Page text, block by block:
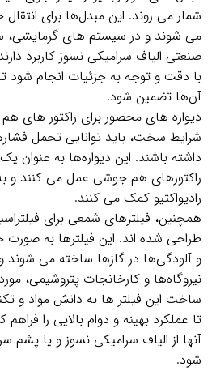
شمار می‌ روند. این مبدل‌ها برای
می‌ شوند و در سیستم‌ های گرمایشی،
صنعتی الیاف سرامیکی نسوز کاربرد
با دقت و توجه به جزئیات انجام شود
آن‌ها تضمین شود.
دیواره‌ های محصور برای راکتور های
شرایط سخت، باید توانایی تحمل
داشته باشند. این دیواره‌ها به عنوان
راکتورهای هم جوشی عمل می‌ کنند و
رادیواکتیو کمک می‌ کنند.
همچنین، فیلترهای شمعی برای
طراحی شده‌ اند. این فیلترها به
و آلودگی‌ها در گازها ساخته می‌ شوند
نیروگاه‌ها و کارخانجات پتروشیمی،
ساخت این فیلتر ها به دانش مواد و
تا عملکرد بهینه و دوام بالایی را
آنها از الیاف سرامیکی نسوز و یا پشم
شود.